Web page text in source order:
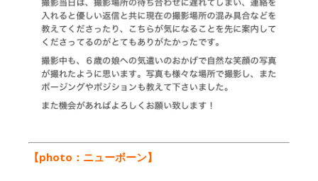
【photo：ニューボーン】